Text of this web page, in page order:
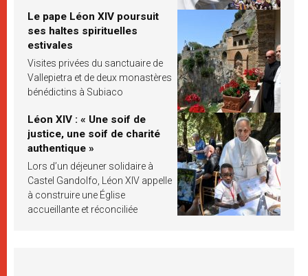
Le pape Léon XIV poursuit
ses haltes spirituelles
estivales
Visites privées du sanctuaire de
Vallepietra et de deux monastères
bénédictins à Subiaco
Léon XIV : « Une soif de
justice, une soif de charité
authentique »
Lors d’un déjeuner solidaire à
Castel Gandolfo, Léon XIV appelle
à construire une Église
accueillante et réconciliée